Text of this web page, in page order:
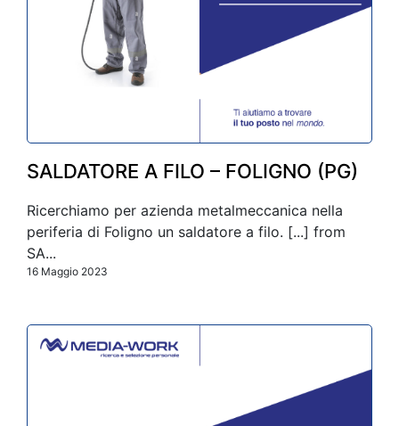
SALDATORE A FILO – FOLIGNO (PG)
Ricerchiamo per azienda metalmeccanica nella
periferia di Foligno un saldatore a filo. [...] from
SA...
16 Maggio 2023